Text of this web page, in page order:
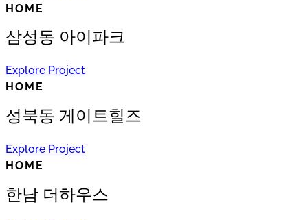
HOME
삼성동 아이파크
Explore Project
HOME
성북동 게이트힐즈
Explore Project
HOME
한남 더하우스